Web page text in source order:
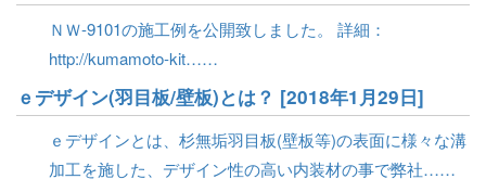
ＮＷ-9101の施工例を公開致しました。 詳細：
http://kumamoto-kit……
ｅデザイン(羽目板/壁板)とは？ [2018年1月29日]
ｅデザインとは、杉無垢羽目板(壁板等)の表面に様々な溝
加工を施した、デザイン性の高い内装材の事で弊社……